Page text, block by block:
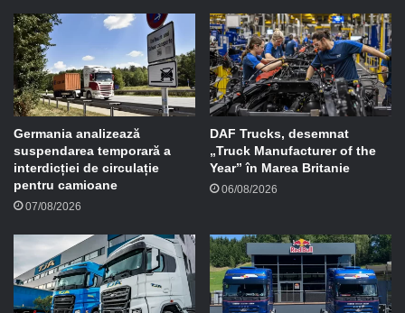
-
m
a
i
l
Germania analizează
suspendarea temporară a
interdicției de circulație
pentru camioane
07/08/2026
DAF Trucks, desemnat
„Truck Manufacturer of the
Year” în Marea Britanie
06/08/2026